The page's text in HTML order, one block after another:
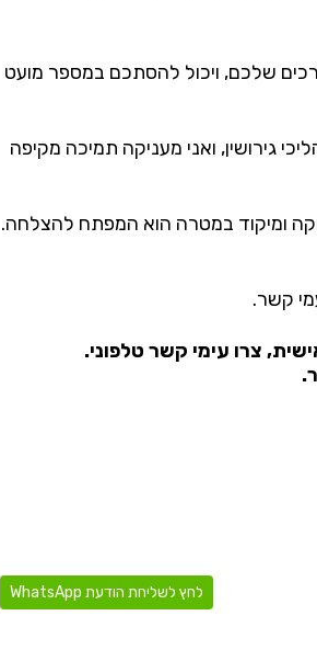
שלכם, ויכול להסתכם במספר מועט
גירושין, ואני מעניקה תמיכה מקיפה
ומיקוד במטרה הוא המפתח להצלחה.
קשר.
צרו עימי קשר טלפוני.
לחץ לשליחת הודעת WhatsApp